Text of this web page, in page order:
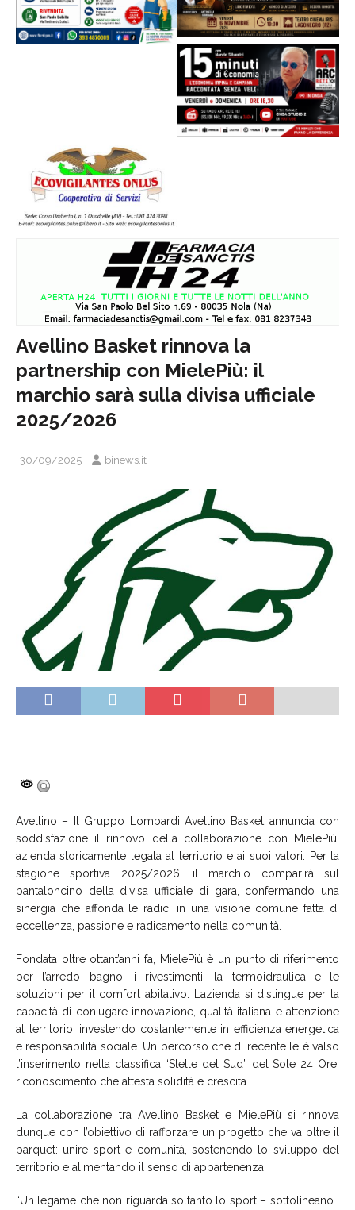
Avellino Basket rinnova la
partnership con MielePiù: il
marchio sarà sulla divisa ufficiale
2025/2026
30/09/2025 binews.it
Avellino – Il Gruppo Lombardi Avellino Basket annuncia con
soddisfazione il rinnovo della collaborazione con MielePiù,
azienda storicamente legata al territorio e ai suoi valori. Per la
stagione sportiva 2025/2026, il marchio comparirà sul
pantaloncino della divisa ufficiale di gara, confermando una
sinergia che affonda le radici in una visione comune fatta di
eccellenza, passione e radicamento nella comunità.
Fondata oltre ottant’anni fa, MielePiù è un punto di riferimento
per l’arredo bagno, i rivestimenti, la termoidraulica e le
soluzioni per il comfort abitativo. L’azienda si distingue per la
capacità di coniugare innovazione, qualità italiana e attenzione
al territorio, investendo costantemente in efficienza energetica
e responsabilità sociale. Un percorso che di recente le è valso
l’inserimento nella classifica “Stelle del Sud” del Sole 24 Ore,
riconoscimento che attesta solidità e crescita.
La collaborazione tra Avellino Basket e MielePiù si rinnova
dunque con l’obiettivo di rafforzare un progetto che va oltre il
parquet: unire sport e comunità, sostenendo lo sviluppo del
territorio e alimentando il senso di appartenenza.
“Un legame che non riguarda soltanto lo sport – sottolineano i